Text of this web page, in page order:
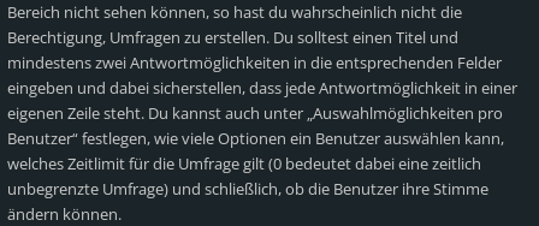
Bereich nicht sehen können, so hast du wahrscheinlich nicht die
Berechtigung, Umfragen zu erstellen. Du solltest einen Titel und
mindestens zwei Antwortmöglichkeiten in die entsprechenden Felder
eingeben und dabei sicherstellen, dass jede Antwortmöglichkeit in einer
eigenen Zeile steht. Du kannst auch unter „Auswahlmöglichkeiten pro
Benutzer“ festlegen, wie viele Optionen ein Benutzer auswählen kann,
welches Zeitlimit für die Umfrage gilt (0 bedeutet dabei eine zeitlich
unbegrenzte Umfrage) und schließlich, ob die Benutzer ihre Stimme
ändern können.